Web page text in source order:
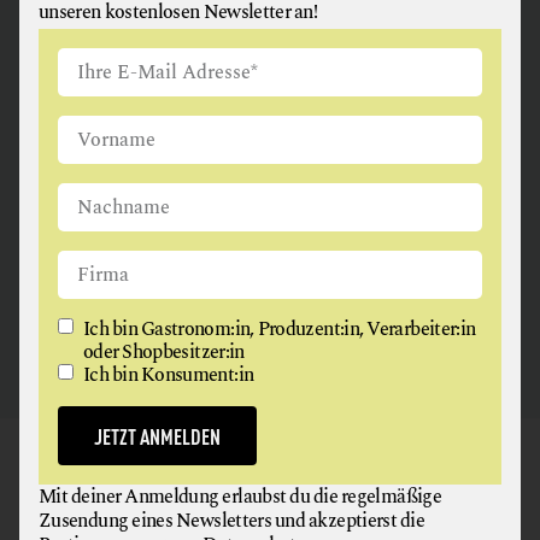
ANGUS & ARTHUR
FLEISCH + FLEISCHERZEUGNISSE
2326 Maria Lanzendorf
GAUMEN HOCH
NEWSLETTER
unseren kostenlosen Newsletter an!
Ich bin Gastronom:in, Produzent:in, Verarbeiter:in
oder Shopbesitzer:in
Ich bin Konsument:in
JETZT ANMELDEN
Mit deiner Anmeldung erlaubst du die regelmäßige
Zusendung eines Newsletters und akzeptierst die